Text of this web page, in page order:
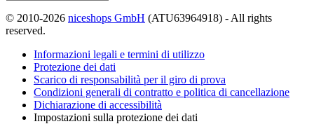
© 2010-2026 niceshops GmbH (ATU63964918) - All rights
reserved.
Informazioni legali e termini di utilizzo
Protezione dei dati
Scarico di responsabilità per il giro di prova
Condizioni generali di contratto e politica di cancellazione
Dichiarazione di accessibilità
Impostazioni sulla protezione dei dati